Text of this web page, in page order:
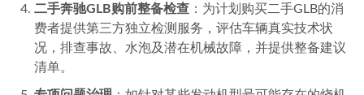
二手奔驰GLB购前整备检查 ：为计划购买二手GLB的消
费者提供第三方独立检测服务，评估车辆真实技术状
况，排查事故、水泡及潜在机械故障，并提供整备建议
清单。